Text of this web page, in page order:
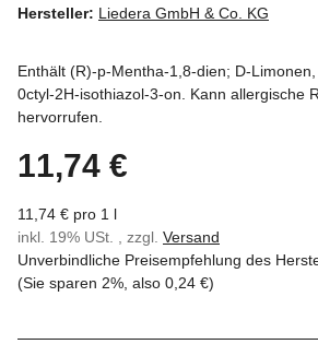
Hersteller: Liedera GmbH & Co. KG
Enthält (R)-p-Mentha-1,8-dien; D-
0ctyl-2H-isothiazol-3-on. Kann allergische
hervorrufen.
11,74 €
11,74 € pro 1 l
inkl. 19% USt. , zzgl. Versand
Unverbindliche Preisempfehlung des
(Sie sparen 2% , also 0,24 €)